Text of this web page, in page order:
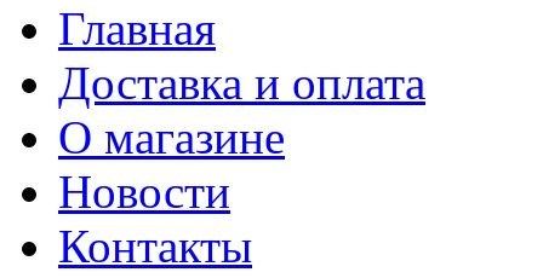
Главная
Доставка и оплата
О магазине
Новости
Контакты